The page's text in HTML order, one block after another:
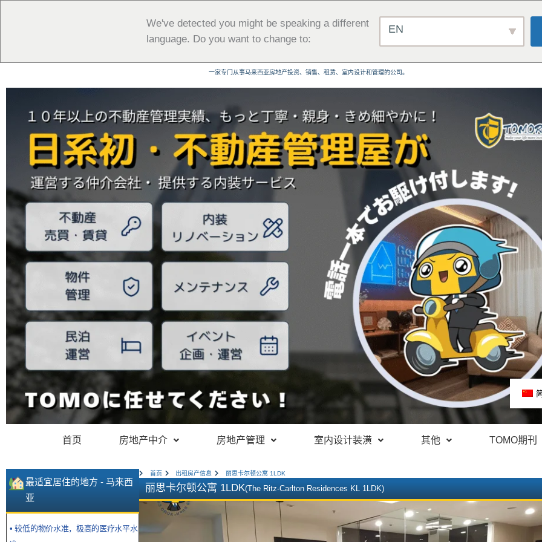
We've detected you might be speaking a different
language. Do you want to change to:
EN
一家专门从事马来西亚房地产投资、销售、租赁、室内设计和管理的公司。
首页 房地产中介 房地产管理 室内设计装潢 其他 TOMO期刊
最适宜居住的地方 - 马来西
亚
• 较低的物价水准，极高的医疗水平水
首页 出租房产信息 丽思卡尔顿公寓 1LDK
丽思卡尔顿公寓 1LDK(The Ritz-Carlton Residences KL 1LDK)